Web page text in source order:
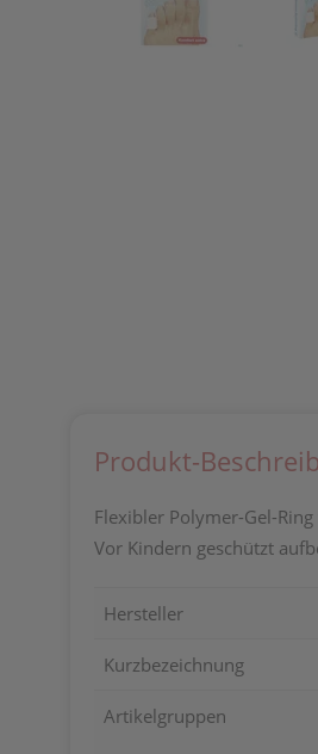
Produkt-
Flexibler Polymer-Gel-
Vor Kindern geschützt
Hersteller
Kurzbezeichnung
Artikelgruppen